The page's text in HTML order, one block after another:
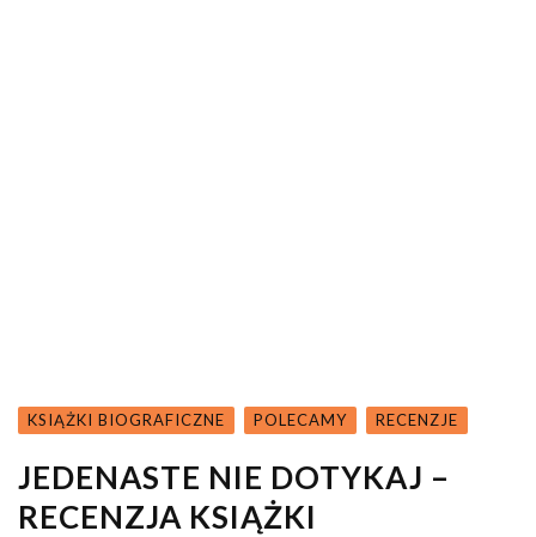
KSIĄŻKI BIOGRAFICZNE POLECAMY RECENZJE
JEDENASTE NIE DOTYKAJ –
RECENZJA KSIĄŻKI